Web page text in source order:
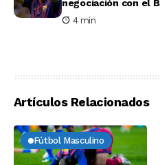
negociación con el
4 min
Artículos Relacionados
Fútbol Masculino